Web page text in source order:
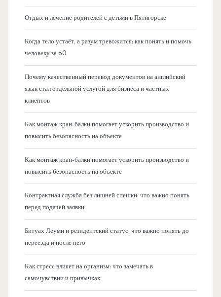
Отдых и лечение родителей с детьми в Пятигорске
Когда тело устаёт, а разум тревожится: как понять и помочь
человеку за 60
Почему качественный перевод документов на английский
язык стал отдельной услугой для бизнеса и частных
клиентов
Как монтаж кран-балки помогает ускорить производство и
повысить безопасность на объекте
Как монтаж кран-балки помогает ускорить производство и
повысить безопасность на объекте
Контрактная служба без лишней спешки: что важно понять
перед подачей заявки
Битуах Леуми и резидентский статус: что важно понять до
переезда и после него
Как стресс влияет на организм: что замечать в
самочувствии и привычках